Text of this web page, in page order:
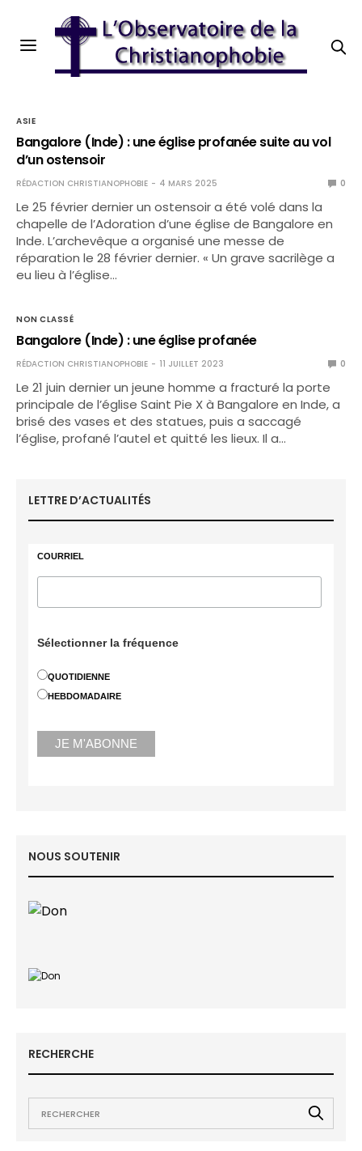
ASIE
Bangalore (Inde) : une église profanée suite au vol
d’un ostensoir
RÉDACTION CHRISTIANOPHOBIE 4 MARS 2025 0
Le 25 février dernier un ostensoir a été volé dans la
chapelle de l’Adoration d’une église de Bangalore en
Inde. L’archevêque a organisé une messe de
réparation le 28 février dernier. « Un grave sacrilège a
eu lieu à l’église…
NON CLASSÉ
Bangalore (Inde) : une église profanée
RÉDACTION CHRISTIANOPHOBIE 11 JUILLET 2023 0
Le 21 juin dernier un jeune homme a fracturé la porte
principale de l’église Saint Pie X à Bangalore en Inde, a
brisé des vases et des statues, puis a saccagé
l’église, profané l’autel et quitté les lieux. Il a…
LETTRE D’ACTUALITÉS
COURRIEL
Sélectionner la fréquence
QUOTIDIENNE
HEBDOMADAIRE
NOUS SOUTENIR
RECHERCHE